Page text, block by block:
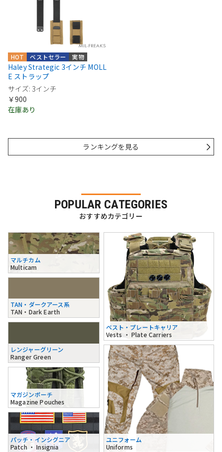
実物
ベストセラー
HOT
Haley Strategic 3インチ MOLL
E ストラップ
サイズ: 3インチ
￥900
在庫あり
ランキングを見る
POPULAR CATEGORIES
おすすめカテゴリー
マルチカム
Multicam
TAN・ダークアース系
TAN・Dark Earth
レンジャーグリーン
Ranger Green
ベスト・プレートキャリア
Vests ・ Plate Carriers
マガジンポーチ
Magazine Pouches
パッチ・インシグニア
Patch ・ Insignia
ユニフォーム
Uniforms